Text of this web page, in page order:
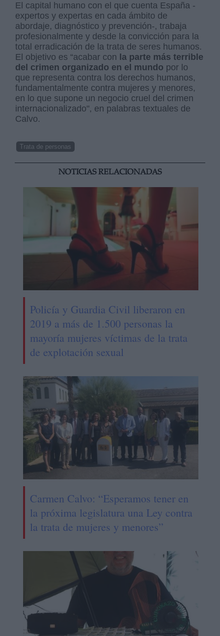
El capital humano con el que cuenta España -
expertos y expertas en cada ámbito de
abordaje, diagnóstico y prevención-, trabaja
profesionalmente y desde la convicción para la
total erradicación de la trata de seres humanos.
El objetivo es “acabar con la parte más terrible
del crimen organizado en el mundo por lo
que representa contra los derechos humanos,
fundamentalmente contra mujeres y menores,
en lo que supone un negocio cruel del crimen
internacionalizado", en palabras textuales de
Calvo.
Trata de personas
NOTICIAS RELACIONADAS
Policía y Guardia Civil liberaron en
2019 a más de 1.500 personas la
mayoría mujeres víctimas de la trata
de explotación sexual
Carmen Calvo: “Esperamos tener en
la próxima legislatura una Ley contra
la trata de mujeres y menores”